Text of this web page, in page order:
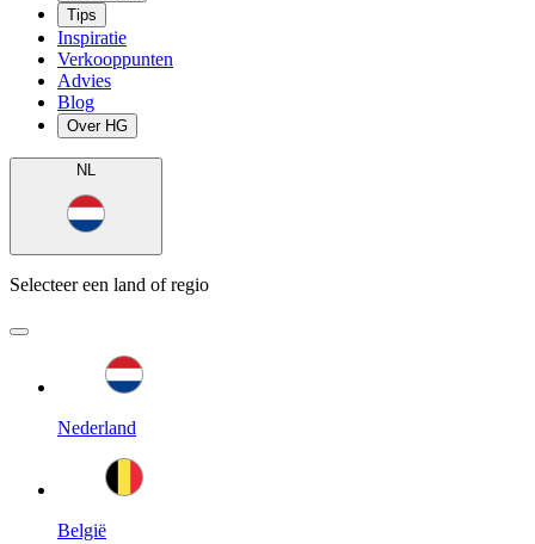
Tips
Inspiratie
Verkooppunten
Advies
Blog
Over HG
NL
Selecteer een land of regio
Nederland
België